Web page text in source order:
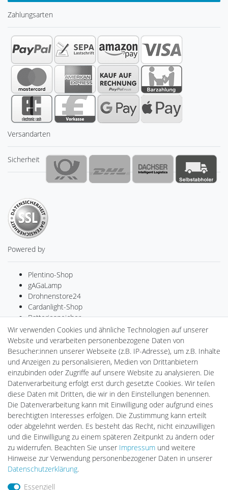
Zahlungsarten
Versandarten
Sicherheit
Powered by
Plentino-Shop
gAGaLamp
Drohnenstore24
Cardanlight-Shop
Batteriespeicher
PlentiSolar
Gebrauchtlicht
Ledkauf
DEYESOLAR
Lightech Connect
CardanLight Europe
FORTIMO LEDs
LED-RETROSHOP
Wallbox24
Impressum Daten­schutz­erklärung AGB
Barrierefreiheitserklärung
Wir verwenden Cookies und ähnliche Technologien auf unserer
Website und verarbeiten personenbezogene Daten von
Besucher:innen unserer Webseite (z.B. IP-Adresse), um z.B. Inhalte
und Anzeigen zu personalisieren, Medien von Drittanbietern
einzubinden oder Zugriffe auf unsere Website zu analysieren. Die
Datenverarbeitung erfolgt erst durch gesetzte Cookies. Wir teilen
diese Daten mit Dritten, die wir in den Einstellungen benennen.
Die Datenverarbeitung kann mit Einwilligung oder aufgrund eines
berechtigten Interesses erfolgen. Die Zustimmung kann erteilt
oder abgelehnt werden. Es besteht das Recht, nicht einzuwilligen
und die Einwilligung zu einem späteren Zeitpunkt zu ändern oder
zu widerrufen. Beachten Sie unser Impressum und weitere
Hinweise zur Verwendung personenbezogener Daten in unserer
Daten­schutz­erklärung.
Essenziell